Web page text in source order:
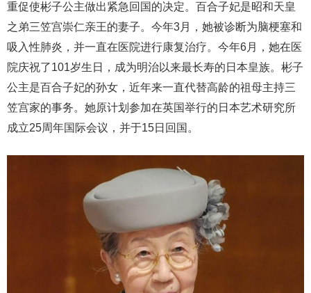
重促使彬子公主做出紧急回国的决定。百合子妃是昭和天皇
之弟三笠宫崇仁亲王的妻子。今年3月，她被诊断为脑梗塞和
吸入性肺炎，并一直在医院进行康复治疗。今年6月，她在医
院庆祝了101岁生日，成为明治以来最长寿的日本皇族。彬子
公主是百合子妃的孙女，近年来一直代替高龄的祖母主持三
笠宫家的事务。她原计划参加在英国举行的日本艺术研究所
成立25周年国际会议，并于15日回国。